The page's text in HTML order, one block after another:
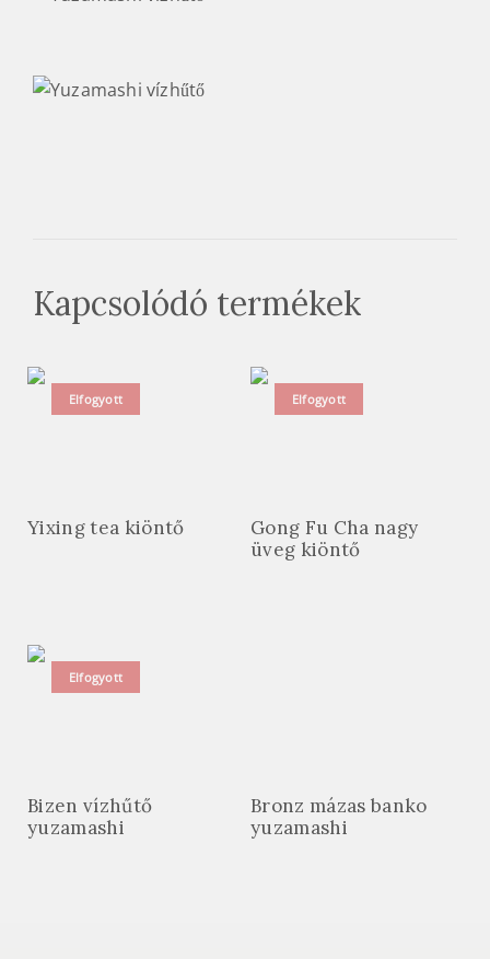
Kapcsolódó termékek
Elfogyott
Yixing tea kiöntő
Elfogyott
Gong Fu Cha nagy
üveg kiöntő
Elfogyott
Bizen vízhűtő
yuzamashi
Bronz mázas banko
yuzamashi